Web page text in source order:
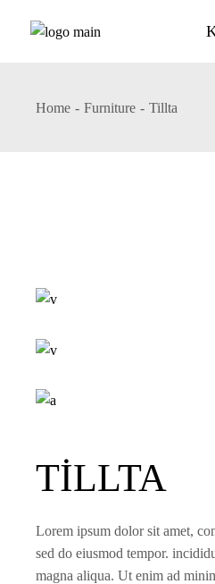
Home Furniture Tillta
TILLTA
Lorem ipsum dolor sit amet,
sed do eiusmod tempor.
magna aliqua. Ut enim ad